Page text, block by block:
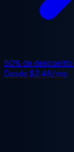
50% de descuento
Desde$2.48/mo